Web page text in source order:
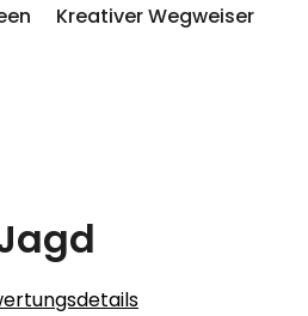
Kreativer Wegweiser